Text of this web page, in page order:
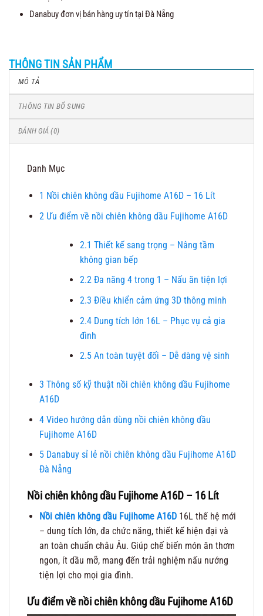
Danabuy đơn vị bán hàng uy tín tại Đà Nẵng
THÔNG TIN SẢN PHẨM
MÔ TẢ
THÔNG TIN BỔ SUNG
ĐÁNH GIÁ (0)
Danh Mục
1 Nồi chiên không dầu Fujihome A16D – 16 Lít
2Ưu điểm về nồi chiên không dầu Fujihome A16D
2.1 Thiết kế sang trọng – Nâng tầm
không gian bếp
2.2Đa năng 4 trong 1 – Nấu ăn tiện lợi
2.3 Điều khiển cảm ứng 3D thông minh
2.4Dung tích lớn 16L – Phục vụ cả gia
đình
2.5An toàn tuyệt đối – Dễ dàng vệ sinh
3 Thông số kỹ thuật nồi chiên không dầu Fujihome
A16D
4Video hướng dẫn dùng nồi chiên không dầu
Fujihome A16D
5Danabuy sỉ lẻ nồi chiên không dầu Fujihome A16D
Đà Nẵng
Nồi chiên không dầu Fujihome A16D – 16 Lít
Nồi chiên không dầu Fujihome A16D16L thế hệ mới
– dung tích lớn, đa chức năng, thiết kế hiện đại và
an toàn chuẩn châu Âu. Giúp chế biến món ăn thơm
ngon, ít dầu mỡ, mang đến trải nghiệm nấu nướng
tiện lợi cho mọi gia đình.
Ưu điểm về nồi chiên không dầu Fujihome A16D